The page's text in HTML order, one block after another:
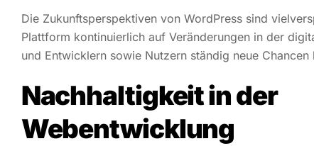
Die Zukunftsperspektiven von WordPress sind
Plattform kontinuierlich auf Veränderungen in der
und Entwicklern sowie Nutzern ständig neue Chancen
Nachhaltigkeit in der
Webentwicklung